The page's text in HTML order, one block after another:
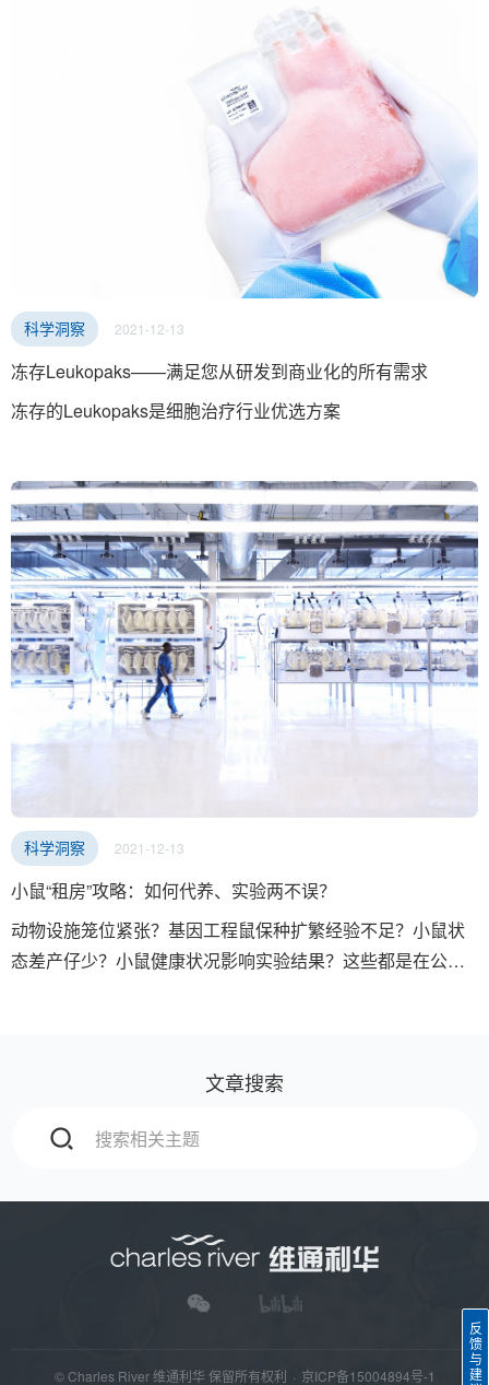
反
馈
与
建
因是在 “冷肿瘤”中几乎不存在免疫细胞，如何让免疫细胞浸
润这些肿瘤从而发挥抗肿瘤活性是需要解决的难题。
科学洞察 2021-12-13
冻存Leukopaks——满足您从研发到商业化的所有需求
冻存的Leukopaks是细胞治疗行业优选方案
科学洞察 2021-12-13
小鼠“租房”攻略：如何代养、实验两不误？
动物设施笼位紧张？基因工程鼠保种扩繁经验不足？小鼠状
态差产仔少？小鼠健康状况影响实验结果？这些都是在公共
文章搜索
© Charles River 维通利华 保留所有权利 · 京ICP备15004894号-1